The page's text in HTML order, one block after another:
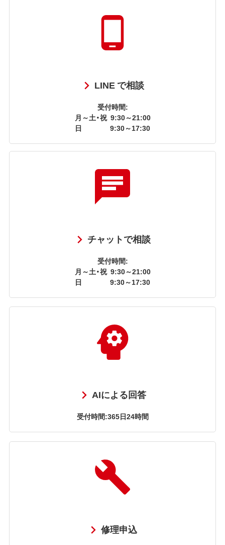
LINE で相談
受付時間:
月～土・祝 9:30～21:00
日
9:30～17:30
チャットで相談
受付時間:
月～土・祝 9:30～21:00
日
9:30～17:30
AIによる回答
受付時間:365日24時間
修理申込